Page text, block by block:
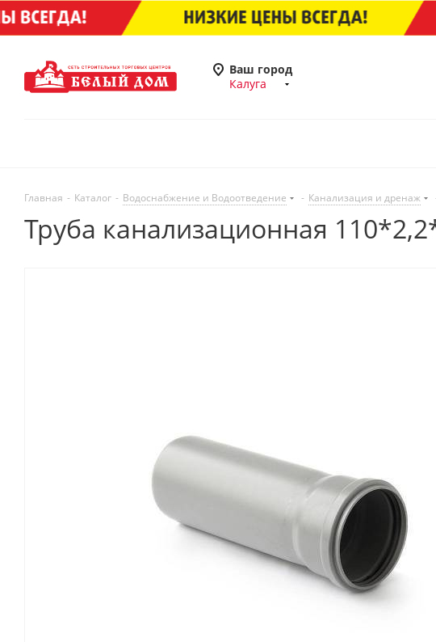
Ваш город
Калуга
Главная - Каталог - Водоснабжение и Водоотведение - Канализация и дренаж
Труба канализационная